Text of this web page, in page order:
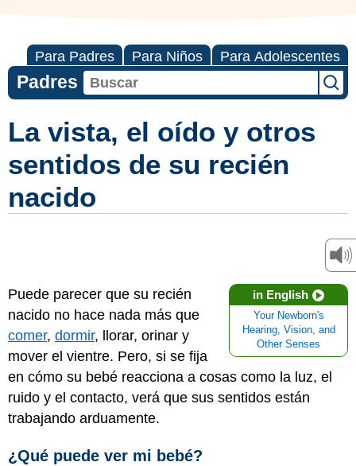
Para Padres Para Niños Para Adolescentes
Padres
La vista, el oído y otros
sentidos de su recién
nacido
in English
Your Newborn's
Hearing, Vision, and
Other Senses
Puede parecer que su recién
nacido no hace nada más que
comer, dormir, llorar, orinar y
mover el vientre. Pero, si se fija
en cómo su bebé reacciona a cosas como la luz, el
ruido y el contacto, verá que sus sentidos están
trabajando arduamente.
¿Qué puede ver mi bebé?